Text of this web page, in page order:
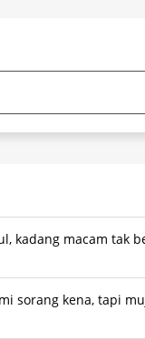
kadang macam tak
sorang kena, tapi